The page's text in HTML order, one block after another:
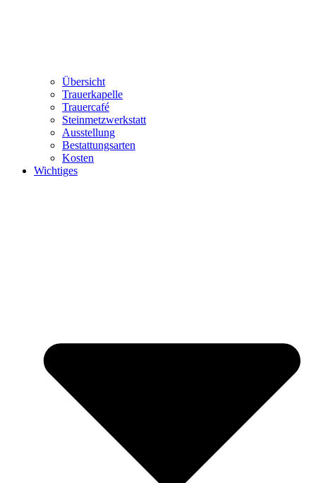
Übersicht
Trauerkapelle
Trauercafé
Steinmetzwerkstatt
Ausstellung
Bestattungsarten
Kosten
Wichtiges